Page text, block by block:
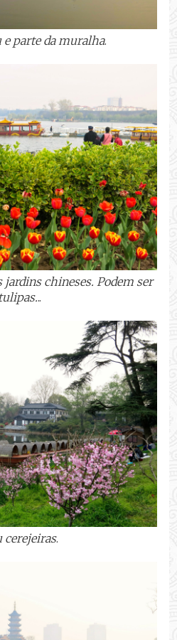
e parte da muralha.
chineses. Podem ser
tulipas...
cerejeiras.